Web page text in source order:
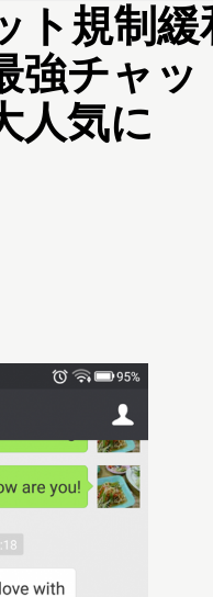
ト規制
強チャ
人気に